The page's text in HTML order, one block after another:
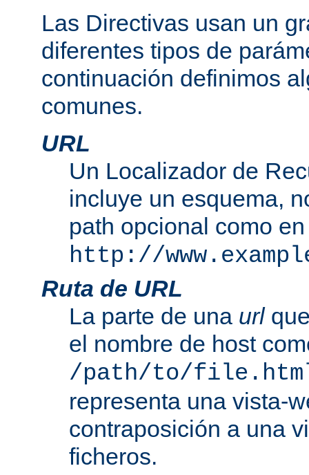
Las Directivas usan un
diferentes tipos de
continuación definimos
comunes.
URL
Un Localizador de
incluye un esquema,
path opcional como en
http://
Ruta de URL
La parte de una url
el nombre de host
/path/to/
representa una vista-
contraposición a una
ficheros.